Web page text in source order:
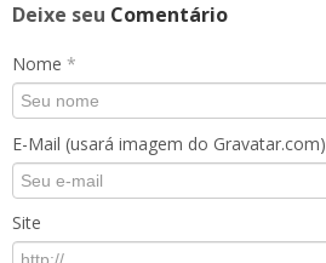
Deixe seu Comentário
Nome *
E-Mail (usará imagem do Gravatar.com)
Site